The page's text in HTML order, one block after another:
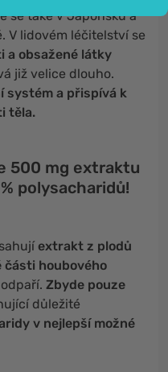
se také v Japonsku a
V lidovém léčitelství se
a obsažené látky
již velice dlouho.
systém a přispívá k
těla.
500 mg extraktu
polysacharidů!
extrakt z plodů
části houbového
Zbyde pouze
důležité
v nejlepší možné